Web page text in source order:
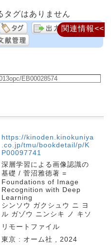
タグはありません
https://kinoden.kinokuniya
.co.jp/tmu/bookdetail/p/K
P00097741
深層学習による画像認識の
基礎 / 菅沼雅徳著 =
Foundations of Image
Recognition with Deep
Learning
シンソウ ガクシュウ ニ ヨ
ル ガゾウ ニンシキ ノ キソ
リモートファイル
東京 : オーム社 , 2024
関連情報<<